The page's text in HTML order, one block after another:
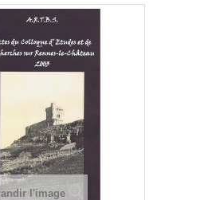
l'image